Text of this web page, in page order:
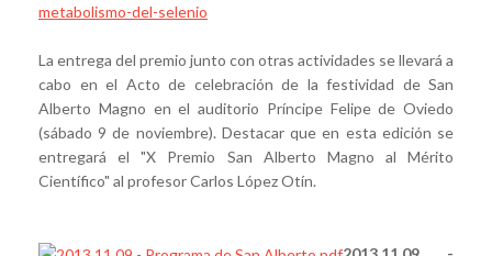
metabolismo-del-selenio
La entrega del premio junto con otras actividades se llevará a
cabo en el Acto de celebración de la festividad de San
Alberto Magno en el auditorio Príncipe Felipe de Oviedo
(sábado 9 de noviembre). Destacar que en esta edición se
entregará el "X Premio San Alberto Magno al Mérito
Científico" al profesor Carlos López Otín.